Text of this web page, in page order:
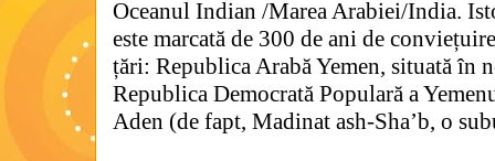
Oceanul Indian /Marea Arabiei/India.
este marcată de 300 de ani de
țări: Republica Arabă Yemen, situată în
Republica Democrată Populară a
Aden (de fapt, Madinat ash-Sha’b, o